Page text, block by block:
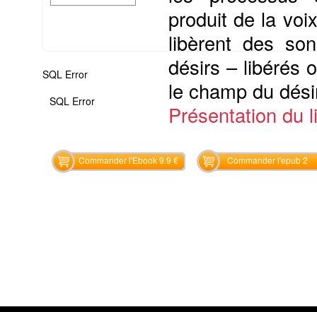
produit de la
libèrent des
désirs – libérés
le champ du
Présentation du
Commander l'Ebook 9.9 € Commander l'epub 2
SQL Error
SQL Error